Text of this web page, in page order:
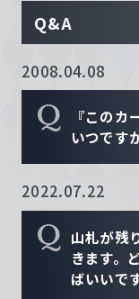
Q&A
2008.04.08
Q
『この
いつです
2022.07.22
Q 山札が残
きます。
ばいいで